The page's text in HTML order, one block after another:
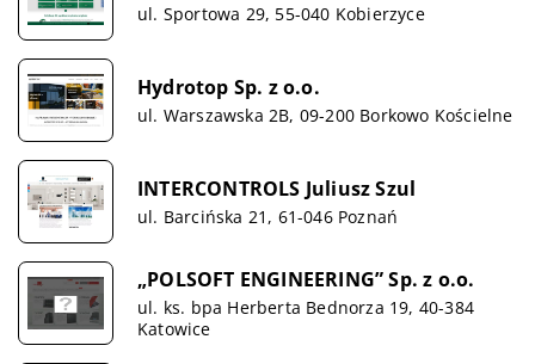
ul. Sportowa 29, 55-040 Kobierzyce
Hydrotop Sp. z o.o.
ul. Warszawska 2B, 09-200 Borkowo Kościelne
INTERCONTROLS Juliusz Szul
ul. Barcińska 21, 61-046 Poznań
„POLSOFT ENGINEERING” Sp. z o.o.
ul. ks. bpa Herberta Bednorza 19, 40-384
Katowice